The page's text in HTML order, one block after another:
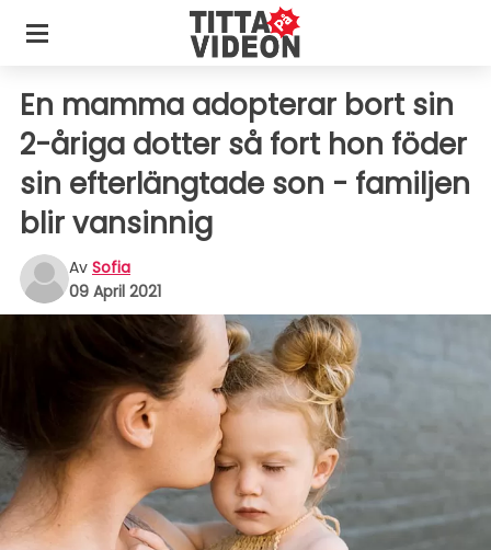
En mamma adopterar bort sin
2-åriga dotter så fort hon föder
sin efterlängtade son - familjen
blir vansinnig
Av Sofia
09 April 2021